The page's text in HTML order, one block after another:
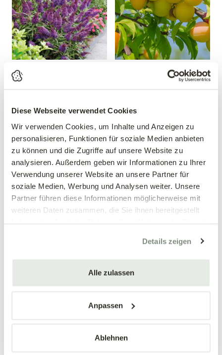
Diese Webseite verwendet Cookies
Wir verwenden Cookies, um Inhalte und Anzeigen zu
personalisieren, Funktionen für soziale Medien anbieten
zu können und die Zugriffe auf unsere Website zu
analysieren. Außerdem geben wir Informationen zu Ihrer
Verwendung unserer Website an unsere Partner für
soziale Medien, Werbung und Analysen weiter. Unsere
Partner führen diese Informationen möglicherweise mit
weiteren Daten zusammen, die Sie ihnen bereitgestellt
Details zeigen
Alle zulassen
Anpassen
Ablehnen
Sommerflieder 'Butterfly
Candy® Little Purple'
Buddleja davidii 'Butterfly
19,99 €
3 Liter Topf
Mirabelle 'Mirabelle von
Prunus domestica 'Mirabelle
mehrere Varianten verfügbar!
'Konstantinopeler'
10 Liter Topf
Birnenquitte 'Bereczki'
Busch
10 Liter Topf